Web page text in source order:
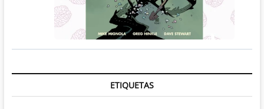
ETIQUETAS